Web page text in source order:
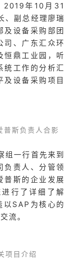
2019年10月31
、副总经理廖瑞
及设备采购部团
司、广东汇众环
恒鼎工业园，听
统工作的分析汇
及设备采购项目
斯负责人合影
组一行首先来到
负责人、分管领
普斯的企业发展
行了详细了解
以SAP为核心的
流。
项目介绍